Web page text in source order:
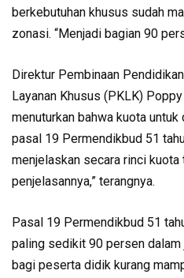
berkebutuhan khusus sudah
zonasi. “Menjadi bagian 90
Direktur Pembinaan
Layanan Khusus (PKLK)
menuturkan bahwa kuota
pasal 19 Permendikbud 51
menjelaskan secara rinci kuota
penjelasannya,” terangnya.
Pasal 19 Permendikbud 51
paling sedikit 90 persen dalam
bagi peserta didik kurang